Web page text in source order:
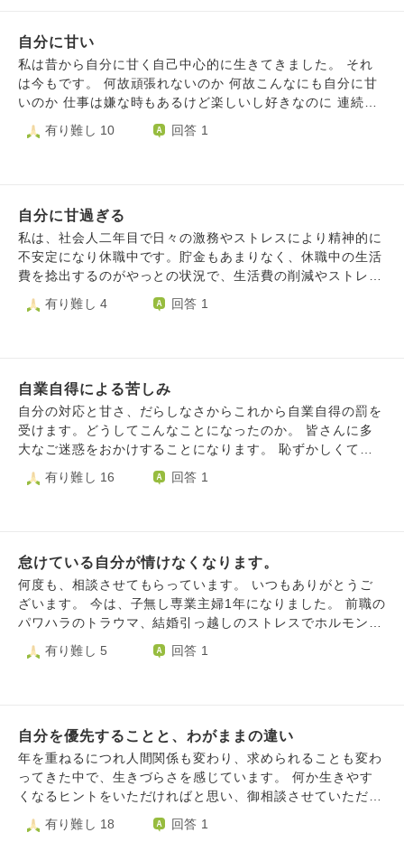
自分に甘い
私は昔から自分に甘く自己中心的に生きてきました。 それ
は今もです。 何故頑張れないのか 何故こんなにも自分に甘
いのか 仕事は嫌な時もあるけど楽しいし好きなのに 連続で
休んでしまう時もあります。 頑張って行こうと思っていて
も あとは家から出るだけの状態なのに休んでしまう時もあ
お給料をみて来月は頑張ろうと思ってもどうしても頑張れま
せん。 そんな自分が嫌で変わりたくて、でも変われなくて
つらいです。
有り難し 10 回答 1
自分に甘過ぎる
私は、社会人二年目で日々の激務やストレスにより精神的に
不安定になり休職中です。貯金もあまりなく、休職中の生活
費を捻出するのがやっとの状況で、生活費の削減やストレス
緩和のために実家へ帰省しました。 帰省後はかなり精神的
にも落ち着き、毎日笑って過ごすことが出来ていましたが、
しまったことへの罪悪感で胸がいっぱいになっています。
その影響か、休職する選択をしたことにも自身の甘えだった
のでは無いかと改めて考え精神的に憂鬱な気持ちになってき
ています。 以前から時折もっと頑張れたのでは無いか、も
と食べて寝てを繰り返していて良いのだろうか、と落ち込む
ち直れず辛いです。 精神的に落ち込んだ際の立ち直り方、
考え方の変え方をお聞きしたく思います。こんなくだらない
質問で大変恐縮ですが、どうかよろしくお願いいたします。
有り難し 4 回答 1
自業自得による苦しみ
自分の対応と甘さ、だらしなさからこれから自業自得の罰を
受けます。どうしてこんなことになったのか。 皆さんに多
大なご迷惑をおかけすることになります。 恥ずかしくて、
いきていけません。家族にも恥をかかせます。自分もバッシ
ングを受けます。 そうなる前に死んでしまいたいです。 自
有り難し 16 回答 1
怠けている自分が情けなくなります。
何度も、相談させてもらっています。 いつもありがとうご
ざいます。 今は、子無し専業主婦1年になりました。 前職の
パワハラのトラウマ、結婚引っ越しのストレスでホルモンバ
ランスが崩れ、生理前になると勝手に涙が出て、寝てばかり
いて死にたくなります。 主人は専業主婦でも、働いていて
かもわかりません。 主人には内緒で、今年の前半には心理
セラピーに通っていました。前職のパワハラのトラウマを乗
り越えるためです。 それを終えてから、今は就職相談に通
っています。志望動機や履歴書作成、面接の練習をしていま
相談員さんに確認しながらやっています。 で、いざ希望の
有り難し 5 回答 1
自分を優先することと、わがままの違い
年を重ねるにつれ人間関係も変わり、求められることも変わ
ってきた中で、生きづらさを感じています。 何か生きやす
くなるヒントをいただければと思い、御相談させていただき
ました。ご回答いただけると幸いです。 最近は人間性の高
い方たちと関わることが多く、自分のレベルの低さに自己否
有り難し 18 回答 1